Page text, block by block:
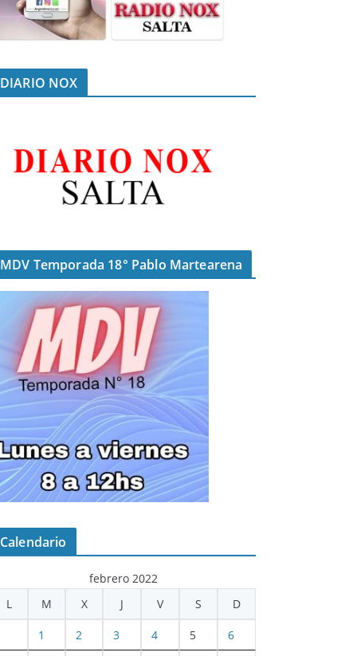
DIARIO NOX
MDV Temporada 18° Pablo Martearena
Calendario
febrero 2022
L
M X J V S D
1 2 3 4 5 6